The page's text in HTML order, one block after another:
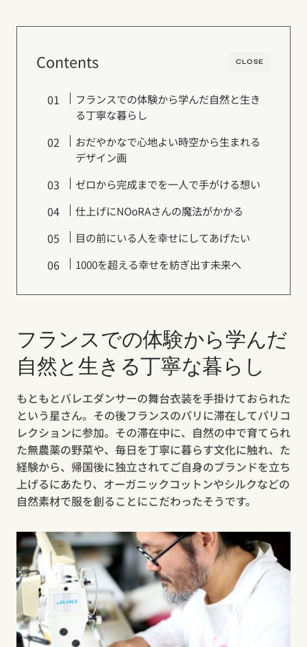
CLOSE
Contents
フランスでの体験から学んだ自然と生き
る丁寧な暮らし
おだやかなで心地よい時空から生まれる
デザイン画
ゼロから完成までを一人で手がける想い
仕上げにNOoRAさんの魔法がかかる
目の前にいる人を幸せにしてあげたい
1000を超える幸せを紡ぎ出す未来へ
フランスでの体験から学んだ
自然と生きる丁寧な暮らし
もともとバレエダンサーの舞台衣装を手掛けておられた
という星さん。その後フランスのパリに滞在してパリコ
レクションに参加。その滞在中に、自然の中で育てられ
た無農薬の野菜や、毎日を丁寧に暮らす文化に触れ、た
経験から、帰国後に独立されてご自身のブランドを立ち
上げるにあたり、オーガニックコットンやシルクなどの
自然素材で服を創ることにこだわったそうです。